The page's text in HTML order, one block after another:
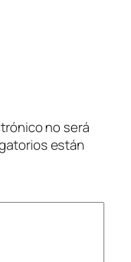
no será
están